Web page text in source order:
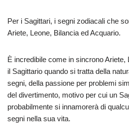
Per i Sagittari, i segni zodiacali che
Ariete, Leone, Bilancia ed Acquario.
È incredibile come in sincrono
il Sagittario quando si tratta della
segni, della passione per problemi
del divertimento, motivo per cui un
probabilmente si innamorerà di
segni nella sua vita.